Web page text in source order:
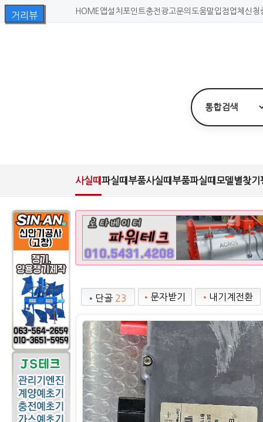
HOME 앱설치 포인트충전 광고문의 도움말입점업체신청
사실때파실때 부품사실때 부품파실때 모델별찾기
• 단골 23 • 문자받기 • 내기계전환